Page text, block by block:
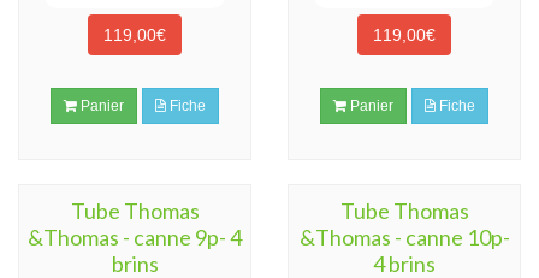
119,00€
Panier Fiche
119,00€
Panier Fiche
Tube Thomas
&Thomas - canne 9p- 4
brins
Tube Thomas
&Thomas - canne 10p-
4 brins